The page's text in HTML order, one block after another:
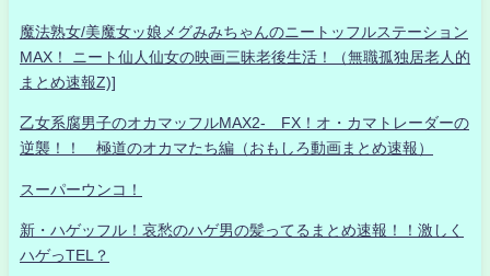
魔法熟女/美魔女ッ娘メグみみちゃんのニートッフルステーション
MAX！ ニート仙人仙女の映画三昧老後生活！（無職孤独居老人的
まとめ速報Z)]
乙女系腐男子のオカマッフルMAX2- FX！オ・カマトレーダーの
逆襲！！ 極道のオカマたち編（おもしろ動画まとめ速報）
スーパーウンコ！
新・ハゲッフル！哀愁のハゲ男の髪ってるまとめ速報！！激しく
ハゲっTEL？